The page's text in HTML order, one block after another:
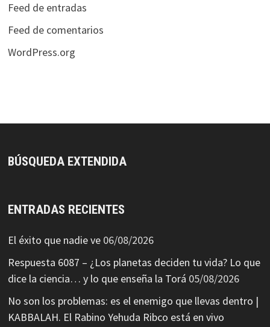
Feed de entradas
Feed de comentarios
WordPress.org
BÚSQUEDA EXTENDIDA
ENTRADAS RECIENTES
El éxito que nadie ve 06/08/2026
Respuesta 6087 – ¿Los planetas deciden tu vida? Lo que
dice la ciencia… y lo que enseña la Torá 05/08/2026
No son los problemas: es el enemigo que llevas dentro |
KABBALAH. El Rabino Yehuda Ribco está en vivo